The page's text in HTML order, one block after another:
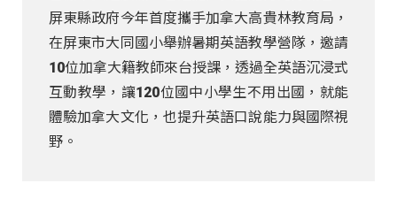
屏東縣政府今年首度攜手加拿大高貴林教育局，
在屏東市大同國小舉辦暑期英語教學營隊，邀請
10位加拿大籍教師來台授課，透過全英語沉浸式
互動教學，讓120位國中小學生不用出國，就能
體驗加拿大文化，也提升英語口說能力與國際視
野。